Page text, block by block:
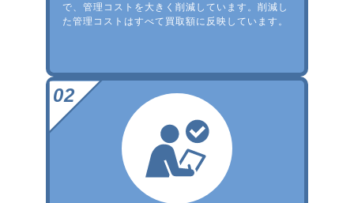
で、管理コストを大きく削減しています。削減し
た管理コストはすべて買取額に反映しています。